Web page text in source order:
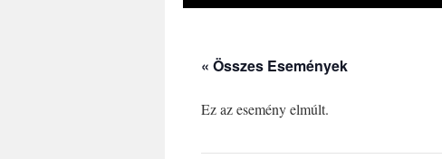
« Összes Események
Ez az esemény elmúlt.